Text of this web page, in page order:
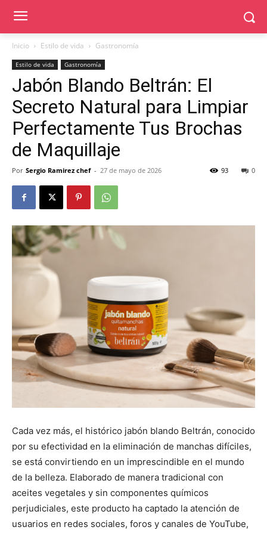
Inicio Estilo de vida Gastronomía
Estilo de vida Gastronomía
Jabón Blando Beltrán: El
Secreto Natural para Limpiar
Perfectamente Tus Brochas
de Maquillaje
Por Sergio Ramirez chef - 27 de mayo de 2026 0
93
Cada vez más, el histórico jabón blando Beltrán, conocido
por su efectividad en la eliminación de manchas difíciles,
se está convirtiendo en un imprescindible en el mundo
de la belleza. Elaborado de manera tradicional con
aceites vegetales y sin componentes químicos
perjudiciales, este producto ha captado la atención de
usuarios en redes sociales, foros y canales de YouTube,